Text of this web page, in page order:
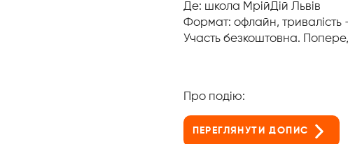
Де: школа МрійДій Львів
Формат: офлайн, тривалість
Участь безкоштовна.
Про подію:
ПЕРЕГЛЯНУТИ ДОПИС